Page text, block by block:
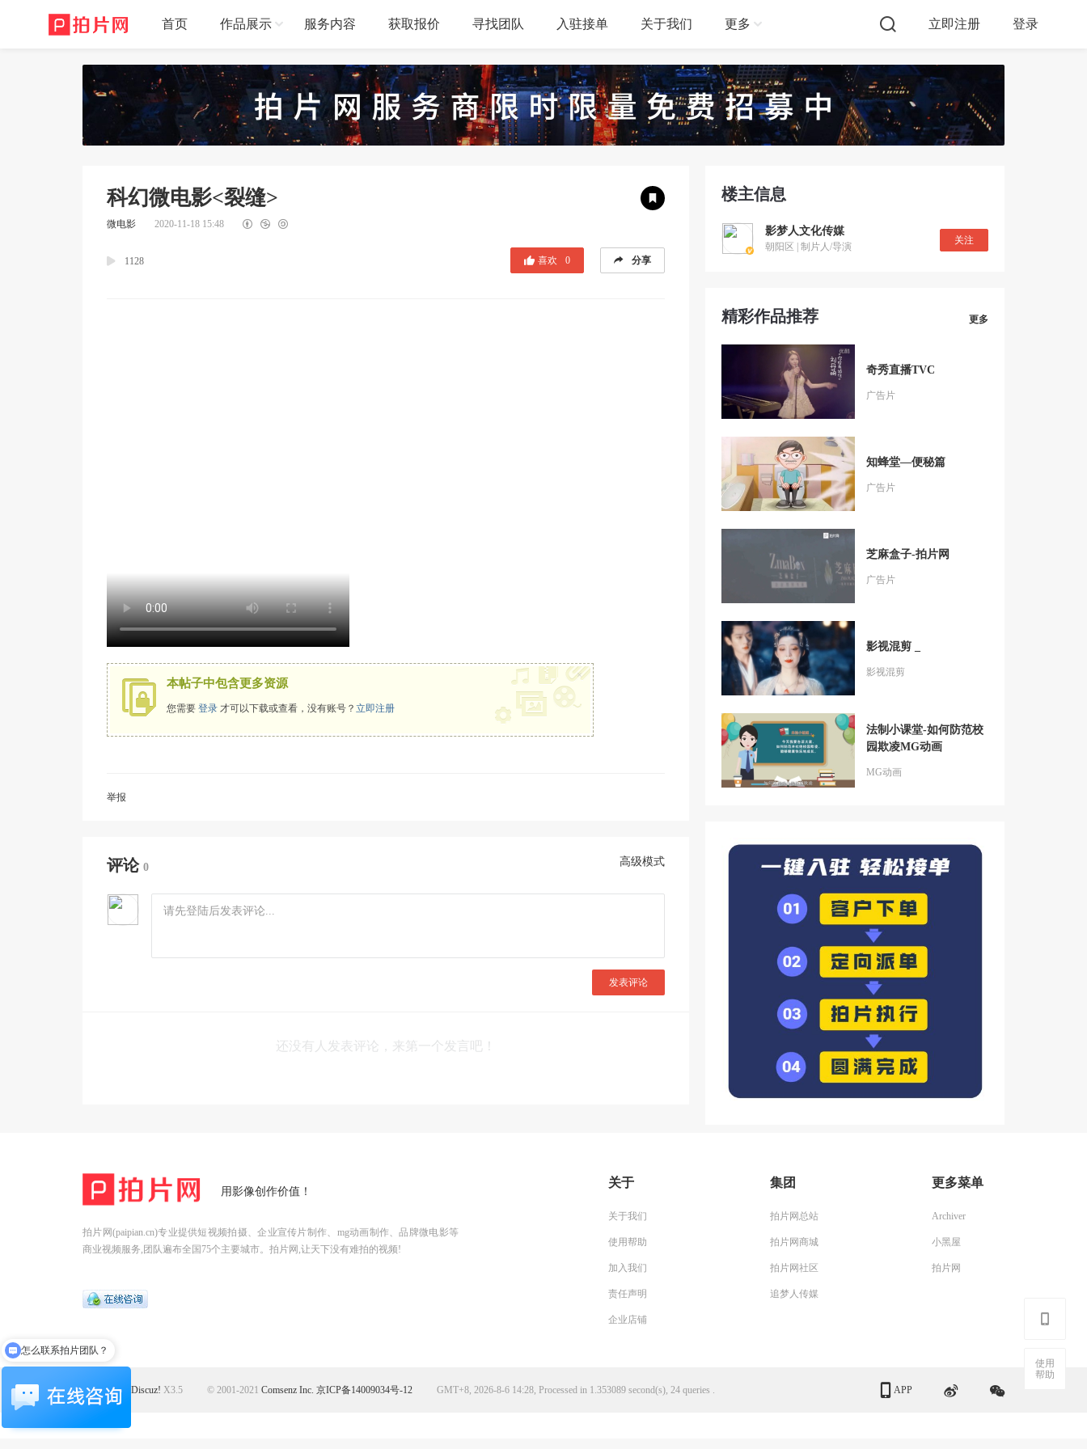
首页 作品展示 服务内容 获取报价 寻找团队 入驻接单 关于我们 更多 立即注册 登录
科幻微电影<裂缝>
微电影 2020-11-18 15:48
1128 喜欢 0 分享
本帖子中包含更多资源
您需要 登录 才可以下载或查看，没有账号？ 立即注册
×
举报
评论 0 高级模式
发表评论
还没有人发表评论，来第一个发言吧！
楼主信息
影梦人文化传媒
朝阳区 | 制片人/导演
关注
精彩作品推荐 更多
奇秀直播TVC
广告片
知蜂堂—便秘篇
广告片
芝麻盒子-拍片网
广告片
影视混剪 _
影视混剪
法制小课堂-如何防范校
园欺凌MG动画
MG动画
使用
帮助
用影像创作价值！
拍片网(paipian.cn)专业提供短视频拍摄、企业宣传片制作、mg动画制作、品牌微电影等
商业视频服务,团队遍布全国75个主要城市。拍片网,让天下没有难拍的视频!
关于
关于我们
使用帮助
加入我们
责任声明
企业店铺
集团
拍片网总站
拍片网商城
拍片网社区
追梦人传媒
更多菜单
Archiver
小黑屋
拍片网
Powered by Discuz! X3.5 © 2001-2021 Comsenz Inc. 京ICP备14009034号-12 GMT+8, 2026-8-6 14:28, Processed in 1.353089 second(s), 24 queries . APP
怎么联系拍片团队？